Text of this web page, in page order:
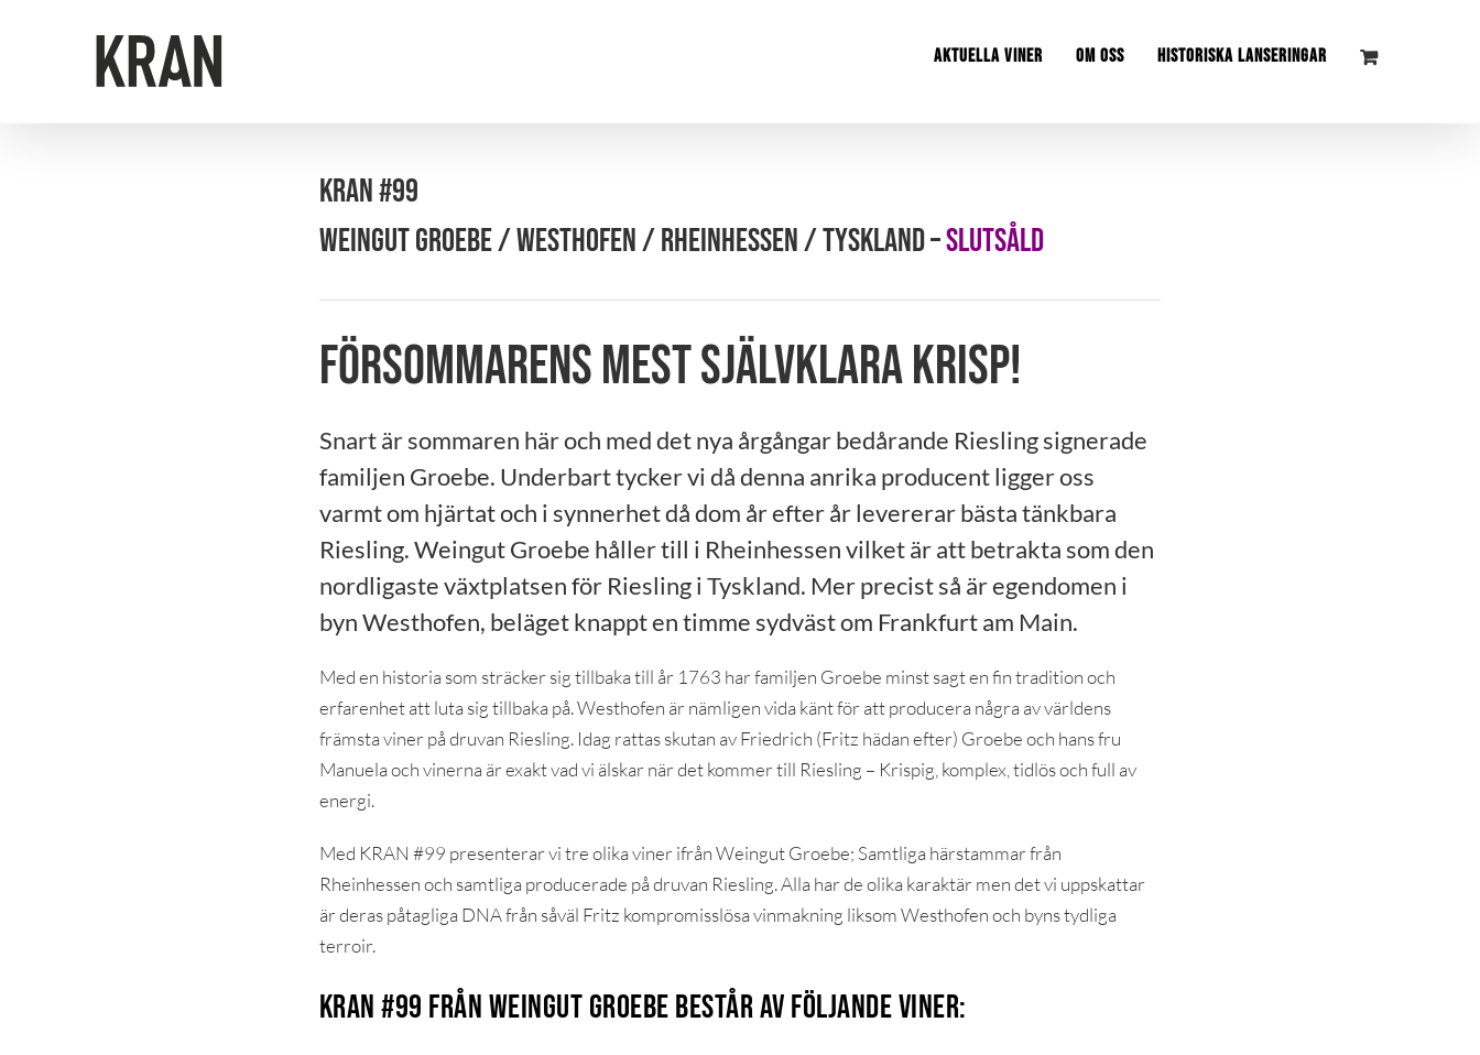
AKTUELLA VINER OM OSS HISTORISKA LANSERINGAR
KRAN #99
WEINGUT GROEBE / WESTHOFEN / RHEINHESSEN / TYSKLAND –SLUTSÅLD
Försommarens mest självklara krisp!
Snart är sommaren här och med det nya årgångar bedårande Riesling signerade
familjen Groebe. Underbart tycker vi då denna anrika producent ligger oss
varmt om hjärtat och i synnerhet då dom år efter år levererar bästa tänkbara
Riesling. Weingut Groebe håller till i Rheinhessen vilket är att betrakta som den
nordligaste växtplatsen för Riesling i Tyskland. Mer precist så är egendomen i
byn Westhofen, beläget knappt en timme sydväst om Frankfurt am Main.
Med en historia som sträcker sig tillbaka till år 1763 har familjen Groebe minst sagt en fin tradition och
erfarenhet att luta sig tillbaka på. Westhofen är nämligen vida känt för att producera några av världens
främsta viner på druvan Riesling. Idag rattas skutan av Friedrich (Fritz hädan efter) Groebe och hans fru
Manuela och vinerna är exakt vad vi älskar när det kommer till Riesling – Krispig, komplex, tidlös och full av
energi.
Med KRAN #99 presenterar vi tre olika viner ifrån Weingut Groebe; Samtliga härstammar från
Rheinhessen och samtliga producerade på druvan Riesling. Alla har de olika karaktär men det vi uppskattar
är deras påtagliga DNA från såväl Fritz kompromisslösa vinmakning liksom Westhofen och byns tydliga
terroir.
KRAN #99 från Weingut Groebe består av följande viner: